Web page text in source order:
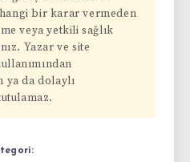
bir karar vermeden
veya yetkili sağlık
Yazar ve site
ya da dolaylı